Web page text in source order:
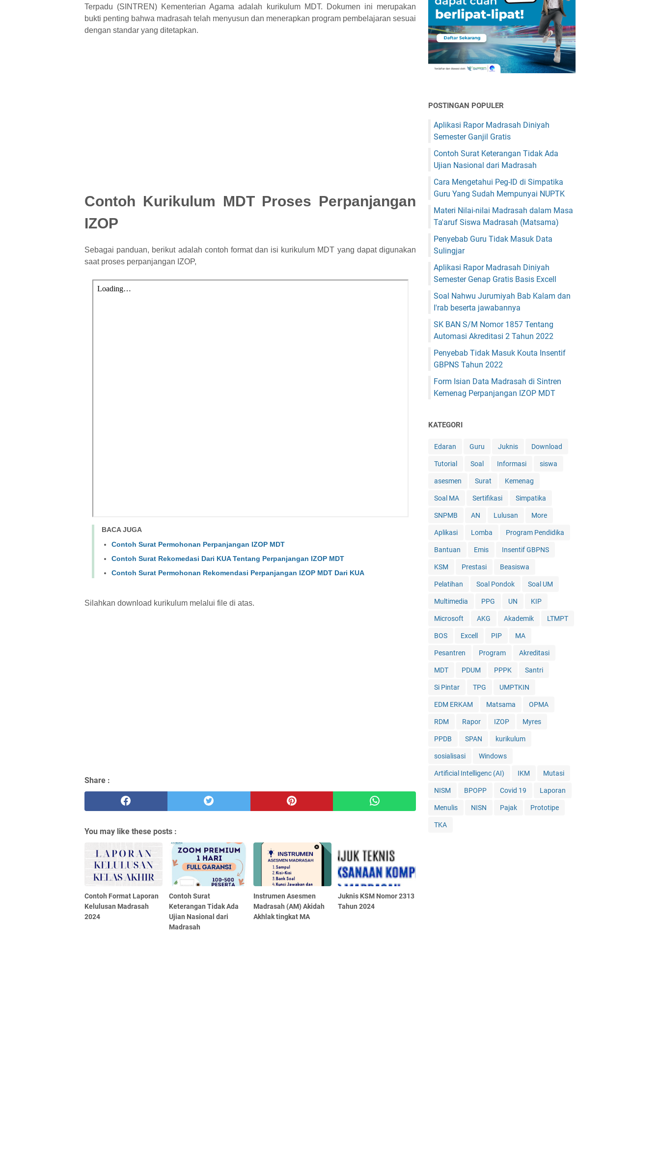
Terpadu (SINTREN) Kementerian Agama adalah kurikulum MDT. Dokumen ini merupakan
bukti penting bahwa madrasah telah menyusun dan menerapkan program pembelajaran sesuai
dengan standar yang ditetapkan.
Contoh Kurikulum MDT Proses Perpanjangan
IZOP
Sebagai panduan, berikut adalah contoh format dan isi kurikulum MDT yang dapat digunakan
saat proses perpanjangan IZOP,
BACA JUGA
Contoh Surat Permohonan Perpanjangan IZOP MDT
Contoh Surat Rekomedasi Dari KUA Tentang Perpanjangan IZOP MDT
Contoh Surat Permohonan Rekomendasi Perpanjangan IZOP MDT Dari KUA
Silahkan download kurikulum melalui file di atas.
Share :
You may like these posts :
Contoh Format Laporan
Kelulusan Madrasah
2024
Contoh Surat
Keterangan Tidak Ada
Ujian Nasional dari
Madrasah
Instrumen Asesmen
Madrasah (AM) Akidah
Akhlak tingkat MA
Juknis KSM Nomor 2313
Tahun 2024
POSTINGAN POPULER
Aplikasi Rapor Madrasah Diniyah
Semester Ganjil Gratis
Contoh Surat Keterangan Tidak Ada
Ujian Nasional dari Madrasah
Cara Mengetahui Peg-ID di Simpatika
Guru Yang Sudah Mempunyai NUPTK
Materi Nilai-nilai Madrasah dalam Masa
Ta'aruf Siswa Madrasah (Matsama)
Penyebab Guru Tidak Masuk Data
Sulingjar
Aplikasi Rapor Madrasah Diniyah
Semester Genap Gratis Basis Excell
Soal Nahwu Jurumiyah Bab Kalam dan
I'rab beserta jawabannya
SK BAN S/M Nomor 1857 Tentang
Automasi Akreditasi 2 Tahun 2022
Penyebab Tidak Masuk Kouta Insentif
GBPNS Tahun 2022
Form Isian Data Madrasah di Sintren
Kemenag Perpanjangan IZOP MDT
KATEGORI
Edaran Guru Juknis Download
Tutorial Soal Informasi siswa
asesmen Surat Kemenag
Soal MA Sertifikasi Simpatika
SNPMB AN Lulusan More
Aplikasi Lomba Program Pendidika
Bantuan Emis Insentif GBPNS
KSM Prestasi Beasiswa
Pelatihan Soal Pondok Soal UM
Multimedia PPG UN KIP
Microsoft AKG Akademik LTMPT
BOS Excell PIP MA
Pesantren Program Akreditasi
MDT PDUM PPPK Santri
Si Pintar TPG UMPTKIN
EDM ERKAM Matsama OPMA
RDM Rapor IZOP Myres
PPDB SPAN kurikulum
sosialisasi Windows
Artificial Intelligenc (AI) IKM Mutasi
NISM BPOPP Covid 19 Laporan
Menulis NISN Pajak Prototipe
TKA